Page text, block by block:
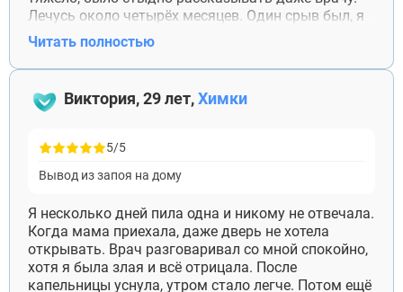
Лечусь около четырёх месяцев. Один срыв был, я
его не скрыла. Спасибо психологу, что после этого
не стала разговаривать со мной как с человеком,
который всё испортил.
Читать полностью
Виктория, 29 лет,Химки
5/5
Вывод из запоя на дому
Я несколько дней пила одна и никому не отвечала.
Когда мама приехала, даже дверь не хотела
открывать. Врач разговаривал со мной спокойно,
хотя я была злая и всё отрицала. После
капельницы уснула, утром стало легче. Потом ещё
ВЫБРАТЬ ГОРОД